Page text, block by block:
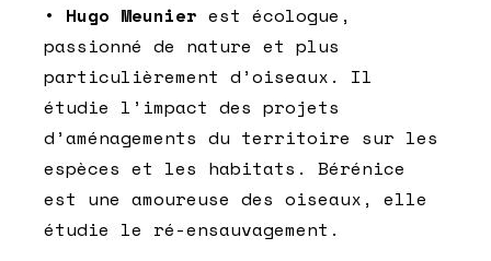
• Hugo Meunier est écologue,
passionné de nature et plus
particulièrement d’oiseaux. Il
étudie l’impact des projets
d’aménagements du territoire sur les
espèces et les habitats. Bérénice
est une amoureuse des oiseaux, elle
étudie le ré-ensauvagement.